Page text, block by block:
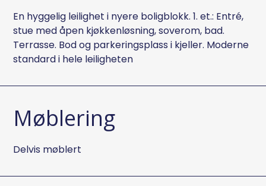
En hyggelig leilighet i nyere boligblokk. 1. et.: Entré,
stue med åpen kjøkkenløsning, soverom, bad.
Terrasse. Bod og parkeringsplass i kjeller. Moderne
standard i hele leiligheten
Møblering
Delvis møblert